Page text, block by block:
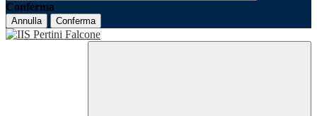
Conferma
Annulla Conferma